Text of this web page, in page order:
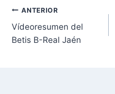
Navegación
de
entradas
ANTERIOR
Vídeoresumen del
Betis B-Real Jaén